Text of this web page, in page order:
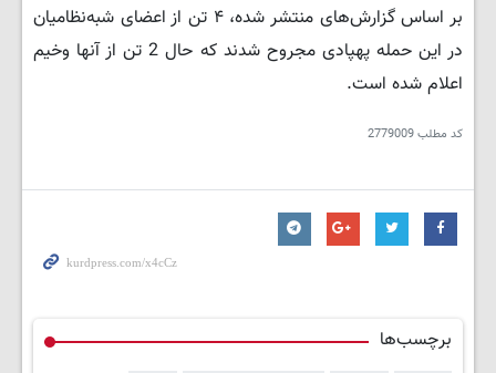
بر اساس گزارش‌های منتشر شده، ۴ تن از اعضای شبه‌نظامیان
در این حمله پهپادی مجروح شدند که حال 2 تن از آنها وخیم
اعلام شده است.
کد مطلب2779009
برچسب‌ها